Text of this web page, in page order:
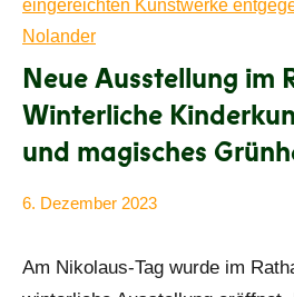
Neue Ausstellung im
Winterliche
und magisches
6. Dezember 2023
Am Nikolaus-Tag wurde im